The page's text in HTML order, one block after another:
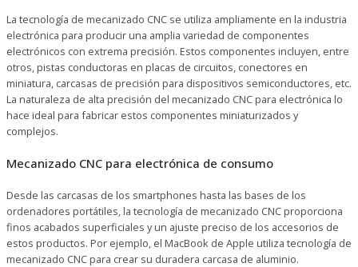
La tecnología de mecanizado CNC se utiliza ampliamente en la industria
electrónica para producir una amplia variedad de componentes
electrónicos con extrema precisión. Estos componentes incluyen, entre
otros, pistas conductoras en placas de circuitos, conectores en
miniatura, carcasas de precisión para dispositivos semiconductores, etc.
La naturaleza de alta precisión del mecanizado CNC para electrónica lo
hace ideal para fabricar estos componentes miniaturizados y
complejos.
Mecanizado CNC para electrónica de consumo
Desde las carcasas de los smartphones hasta las bases de los
ordenadores portátiles, la tecnología de mecanizado CNC proporciona
finos acabados superficiales y un ajuste preciso de los accesorios de
estos productos. Por ejemplo, el MacBook de Apple utiliza tecnología de
mecanizado CNC para crear su duradera carcasa de aluminio.